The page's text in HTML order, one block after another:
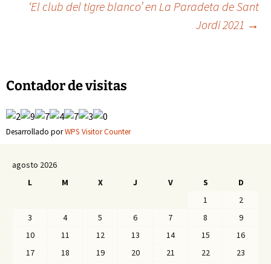
‘El club del tigre blanco’ en La Paradeta de Sant
Jordi 2021 →
Contador de visitas
Desarrollado porWPS Visitor Counter
agosto 2026
L
M X J V S
D
1
2
3
4 5 6 7 8
9
10
11 12 13 14 15
16
17
18 19 20 21 22
23